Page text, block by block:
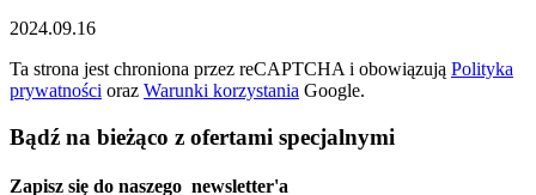
2024.09.16
Ta strona jest chroniona przez reCAPTCHA i obowiązują Polityka
prywatności oraz Warunki korzystania Google.
Bądź na bieżąco z ofertami specjalnymi
Zapisz się do naszego newsletter'a